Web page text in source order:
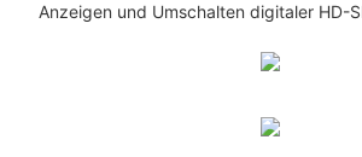
Anzeigen und Umschalten digitaler HD-